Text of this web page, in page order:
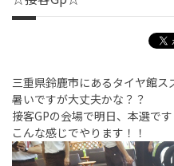
三重県鈴鹿市にあるタイヤ館ス
暑いですが大丈夫かな？？
接客GPの会場で明日、本選です
こんな感じでやります！！